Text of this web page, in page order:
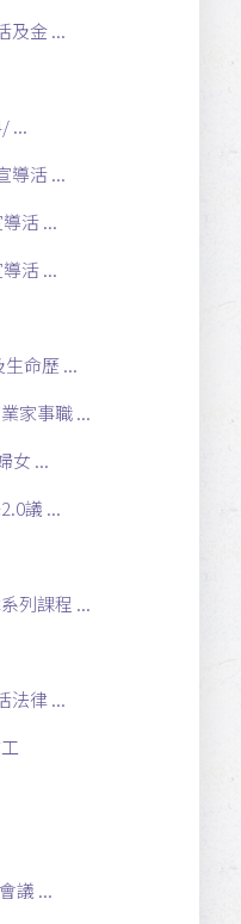
及金 ...
...
導活 ...
活 ...
活 ...
命歷 ...
家事職 ...
女 ...
議 ...
列課程 ...
法律 ...
議 ...